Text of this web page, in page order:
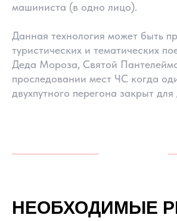
машиниста (в одно лицо).
Данная технология может быть
туристических и тематических
Деда Мороза, Святой
проследовании мест ЧС когда
двухпутного перегона закрыт
НЕОБХОДИМЫЕ